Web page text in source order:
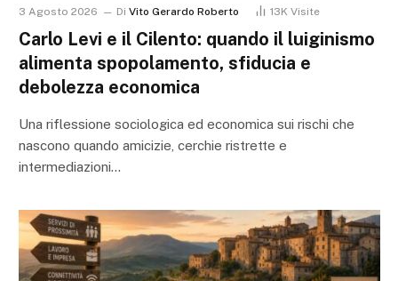
3 Agosto 2026 Di Vito Gerardo Roberto 13K Visite
Carlo Levi e il Cilento: quando il luiginismo
alimenta spopolamento, sfiducia e
debolezza economica
Una riflessione sociologica ed economica sui rischi che
nascono quando amicizie, cerchie ristrette e
intermediazioni…